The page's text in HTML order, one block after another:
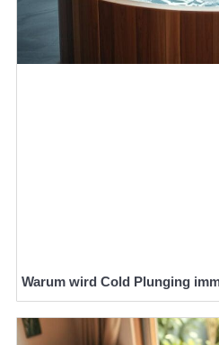
Warum wird Cold Plunging